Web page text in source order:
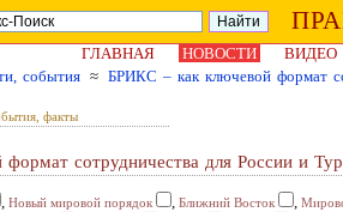
ГЛАВНАЯ НОВОСТИ
ВИДЕО
события ≈ БРИКС – как ключевой формат
факты
сотрудничества для России и
, Новый мировой порядок , Ближний Восток ,